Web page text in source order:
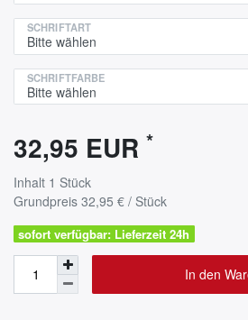
SCHRIFTART
SCHRIFTFARBE
32,95 EUR *
Inhalt 1 Stück
Grundpreis 32,95 € / Stück
sofort verfügbar: Lieferzeit 24h
In den